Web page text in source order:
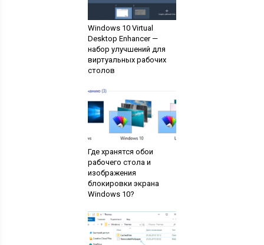
Windows 10 Virtual
Desktop Enhancer —
набор улучшений для
виртуальных рабочих
столов
Где хранятся обои
рабочего стола и
изображения
блокировки экрана
Windows 10?